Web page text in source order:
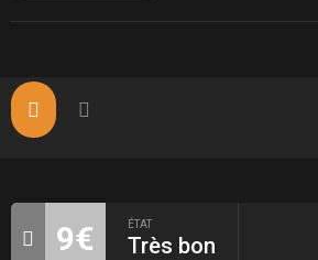
9€ ÉTAT
Très bon